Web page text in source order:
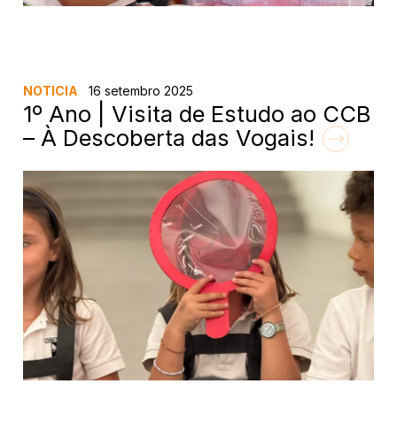
NOTICIA 16 setembro 2025
1º Ano | Visita de Estudo ao CCB
– À Descoberta das Vogais!